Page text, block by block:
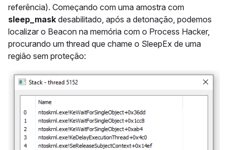
referência). Começando com uma amostra com
sleep_mask desabilitado, após a detonação, podemos
localizar o Beacon na memória com o Process Hacker,
procurando um thread que chame o SleepEx de uma
região sem proteção: